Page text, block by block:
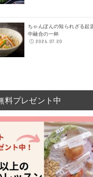
ちゃんぽんの知られざる起
中融合の一杯
2026.07.20
料プレゼント中